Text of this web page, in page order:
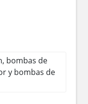
bombas de
y bombas de